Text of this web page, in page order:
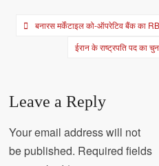
Post
navigation
बनारस मर्केंटाइल को-ऑपरेटिव बैंक का
ईरान के राष्ट्रपति पद का
Leave a Reply
Your email address will not
be published. Required fields